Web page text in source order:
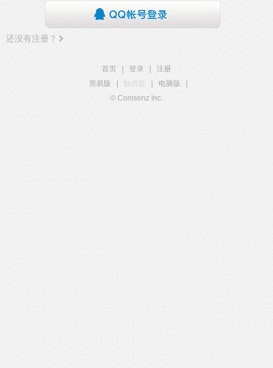
还没有注册？
首页 登录
注册
简易版
触屏版 电脑版
© Comsenz Inc.